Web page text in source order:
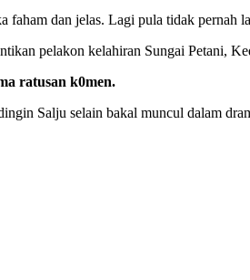
faham dan jelas. Lagi pula tidak
pelakon kelahiran Sungai Petani,
ratusan k0men.
Salju selain bakal muncul dalam